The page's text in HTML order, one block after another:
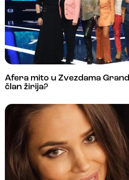
Afera mito u Zvezdama
član žirija?